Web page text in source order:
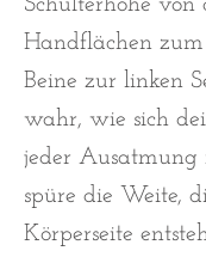
Schulterhöhe von
Handflächen
Beine zur linken
wahr, wie sich
jeder
spüre die Weite,
Körperseite